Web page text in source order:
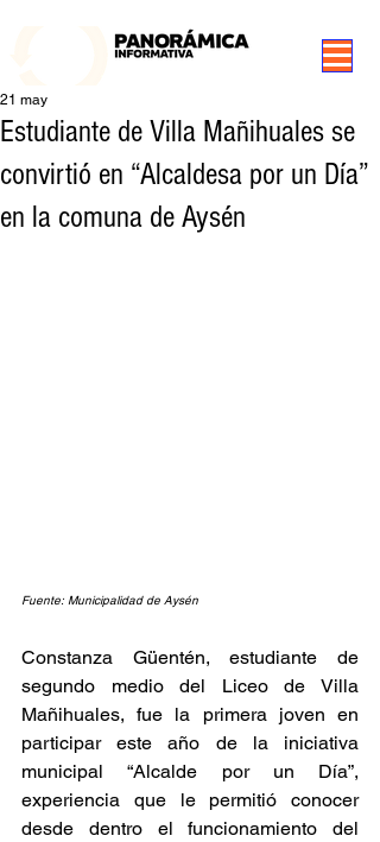
Estudiante de Villa Mañihuales se
convirtió en “Alcaldesa por un Día”
en la comuna de Aysén
21 may
Fuente: Municipalidad de Aysén
Constanza Güentén, estudiante de
segundo medio del Liceo de Villa
Mañihuales, fue la primera joven en
participar este año de la iniciativa
municipal “Alcalde por un Día”,
experiencia que le permitió conocer
desde dentro el funcionamiento del